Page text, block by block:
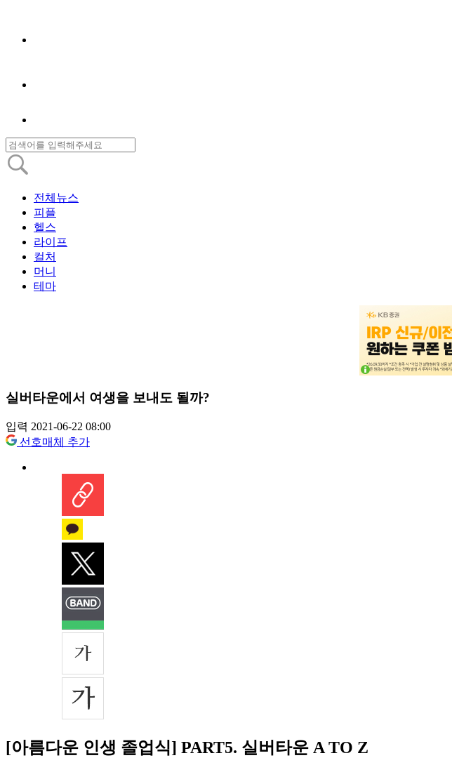
전체뉴스
피플
헬스
라이프
컬처
머니
테마
실버타운에서 여생을 보내도 될까?
입력 2021-06-22 08:00
선호매체 추가
[아름다운 인생 졸업식] PART5. 실버타운 A TO Z